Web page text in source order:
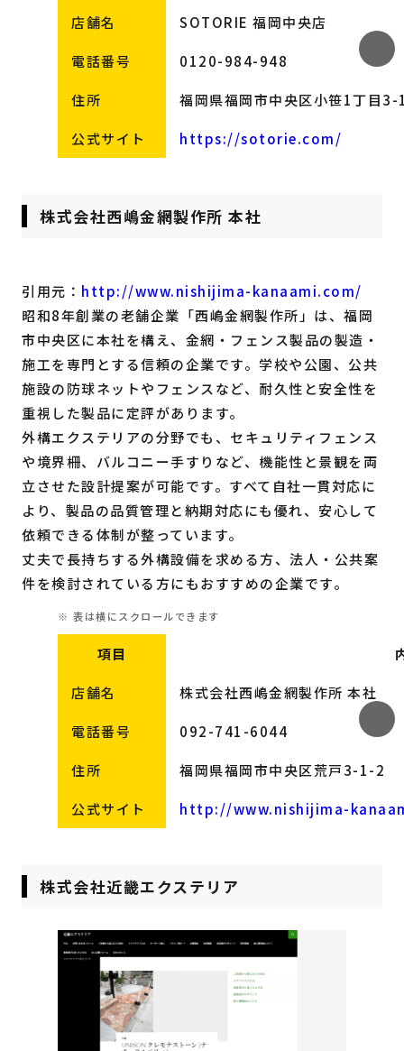
店舗名 SOTORIE 福岡中央店
電話番号 0120-984-948
住所 福岡県福岡市中央区小笹1丁目3-
公式サイト https://sotorie.com/
株式会社西嶋金網製作所 本社
引用元： http://www.nishijima-kanaami.com/
昭和8年創業の老舗企業「西嶋金網製作所」は、福岡
市中央区に本社を構え、金網・フェンス製品の製造・
施工を専門とする信頼の企業です。学校や公園、公共
施設の防球ネットやフェンスなど、耐久性と安全性を
重視した製品に定評があります。
外構エクステリアの分野でも、セキュリティフェンス
や境界柵、バルコニー手すりなど、機能性と景観を両
立させた設計提案が可能です。すべて自社一貫対応に
より、製品の品質管理と納期対応にも優れ、安心して
依頼できる体制が整っています。
丈夫で長持ちする外構設備を求める方、法人・公共案
件を検討されている方にもおすすめの企業です。
項目
店舗名 株式会社西嶋金網製作所 本社
電話番号 092-741-6044
住所 福岡県福岡市中央区荒戸3-1-2
公式サイト http://www.nishijima-
株式会社近畿エクステリア